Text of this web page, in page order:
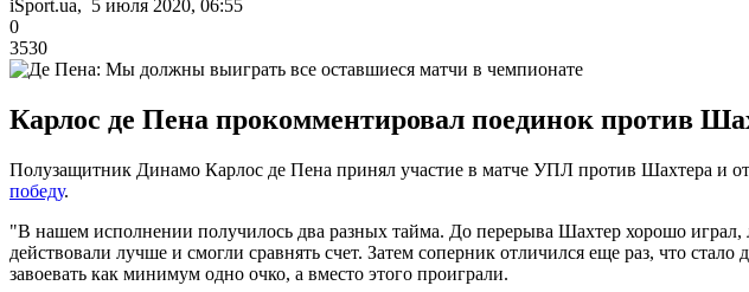
iSport.ua, 5 июля 2020, 06:55
0
3530
Карлос де Пена прокомментировал поединок против
Полузащитник Динамо Карлос де Пена принял участие в матче УПЛ против Шахтера и
победу.
"В нашем исполнении получилось два разных тайма. До перерыва Шахтер хорошо
действовали лучше и смогли сравнять счет. Затем соперник отличился еще раз, что
завоевать как минимум одно очко, а вместо этого проиграли.